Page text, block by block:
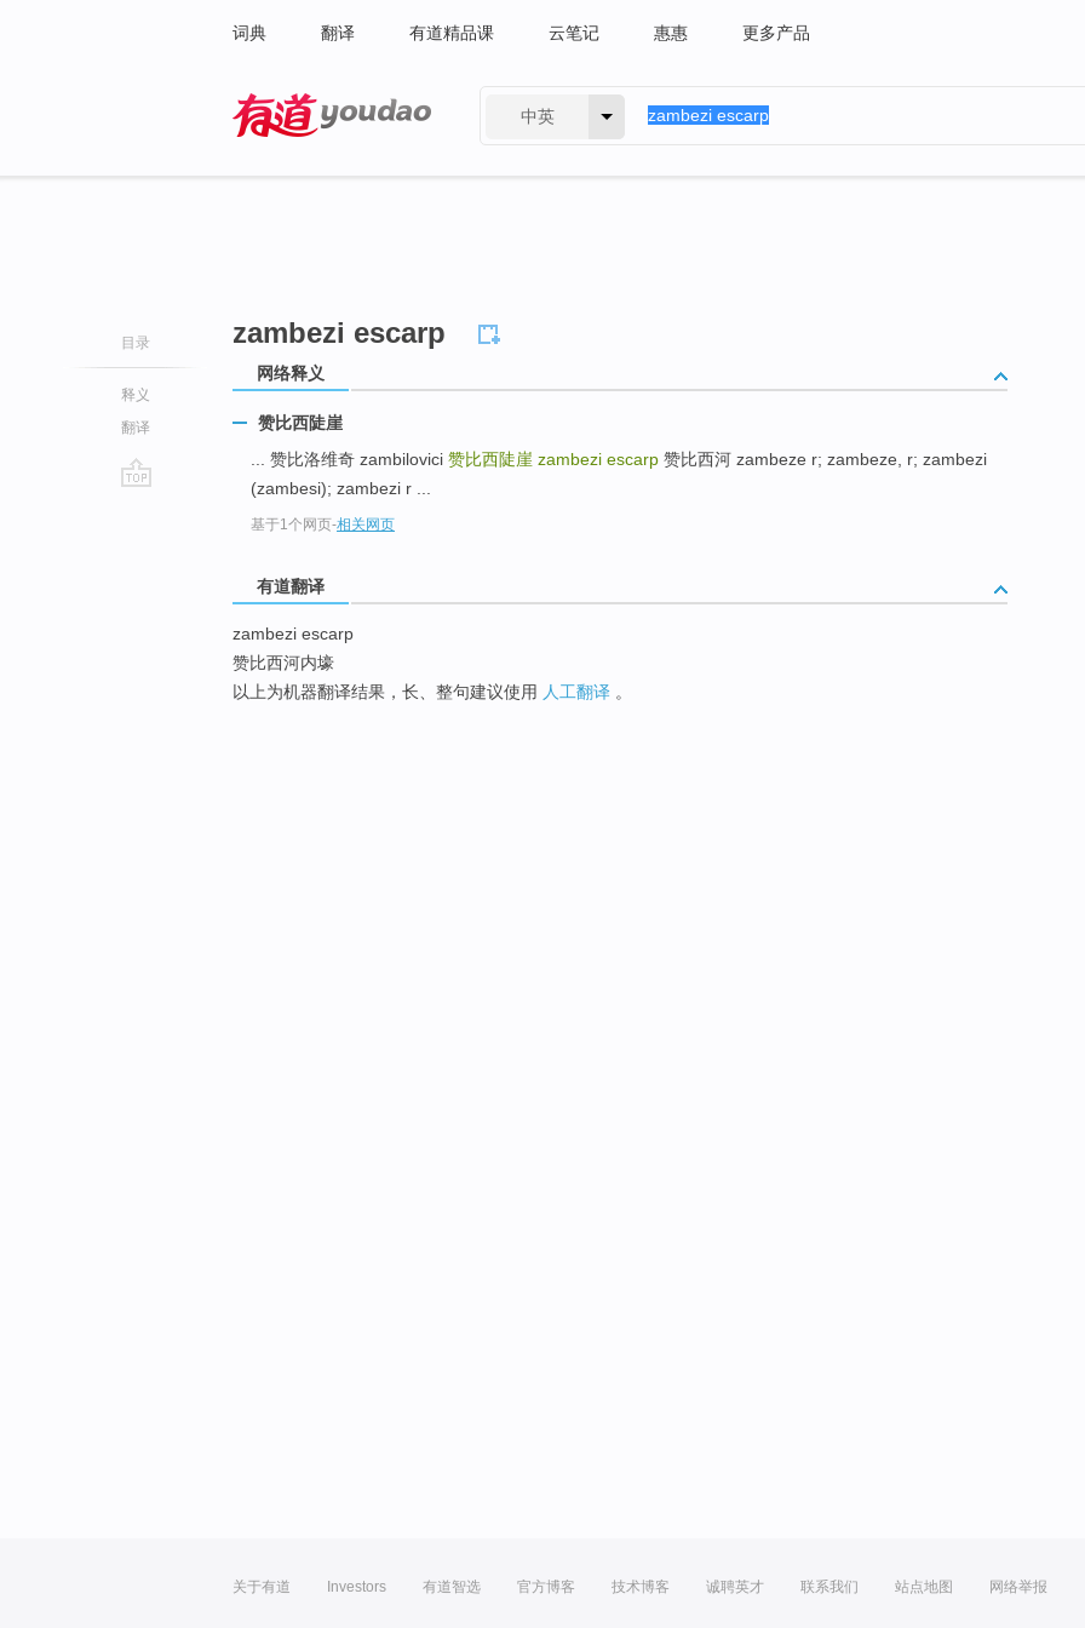
词典 翻译 有道精品课 云笔记 惠惠 更多产品
中英
目录
释义
翻译
zambezi escarp
网络释义
赞比西陡崖
... 赞比洛维奇 zambilovici 赞比西陡崖 zambezi escarp 赞比西河 zambeze r; zambeze, r; zambezi
(zambesi); zambezi r ...
基于1个网页-相关网页
有道翻译
zambezi escarp
赞比西河内壕
以上为机器翻译结果，长、整句建议使用 人工翻译 。
关于有道 Investors 有道智选 官方博客 技术博客 诚聘英才 联系我们 站点地图 网络举报